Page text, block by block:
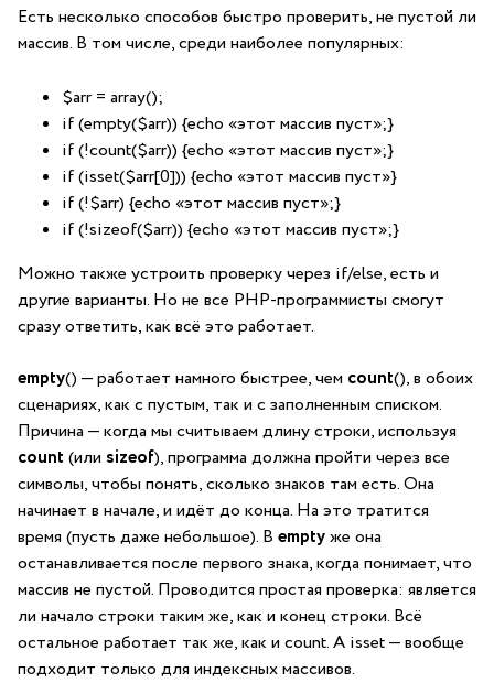
Есть несколько способов быстро проверить, не пустой ли
массив. В том числе, среди наиболее популярных:
$arr = array();
if (empty($arr)) {echo «этот массив пуст»;}
if (!count($arr)) {echo «этот массив пуст»;}
if (isset($arr[0])) {echo «этот массив пуст»}
if (!$arr) {echo «этот массив пуст»;}
if (!sizeof($arr)) {echo «этот массив пуст»;}
Можно также устроить проверку через if/else, есть и
другие варианты. Но не все PHP-программисты смогут
сразу ответить, как всё это работает.
empty() — работает намного быстрее, чем count(), в обоих
сценариях, как с пустым, так и с заполненным списком.
Причина — когда мы считываем длину строки, используя
count (или sizeof), программа должна пройти через все
символы, чтобы понять, сколько знаков там есть. Она
начинает в начале, и идёт до конца. На это тратится
время (пусть даже небольшое). В emptyже она
останавливается после первого знака, когда понимает, что
массив не пустой. Проводится простая проверка: является
ли начало строки таким же, как и конец строки. Всё
остальное работает так же, как и count. А isset — вообще
подходит только для индексных массивов.